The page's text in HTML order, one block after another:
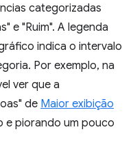
categorizadas
e "Ruim". A legenda
indica o intervalo
Por exemplo, na
ver que a
de Maior exibição
e piorando um pouco